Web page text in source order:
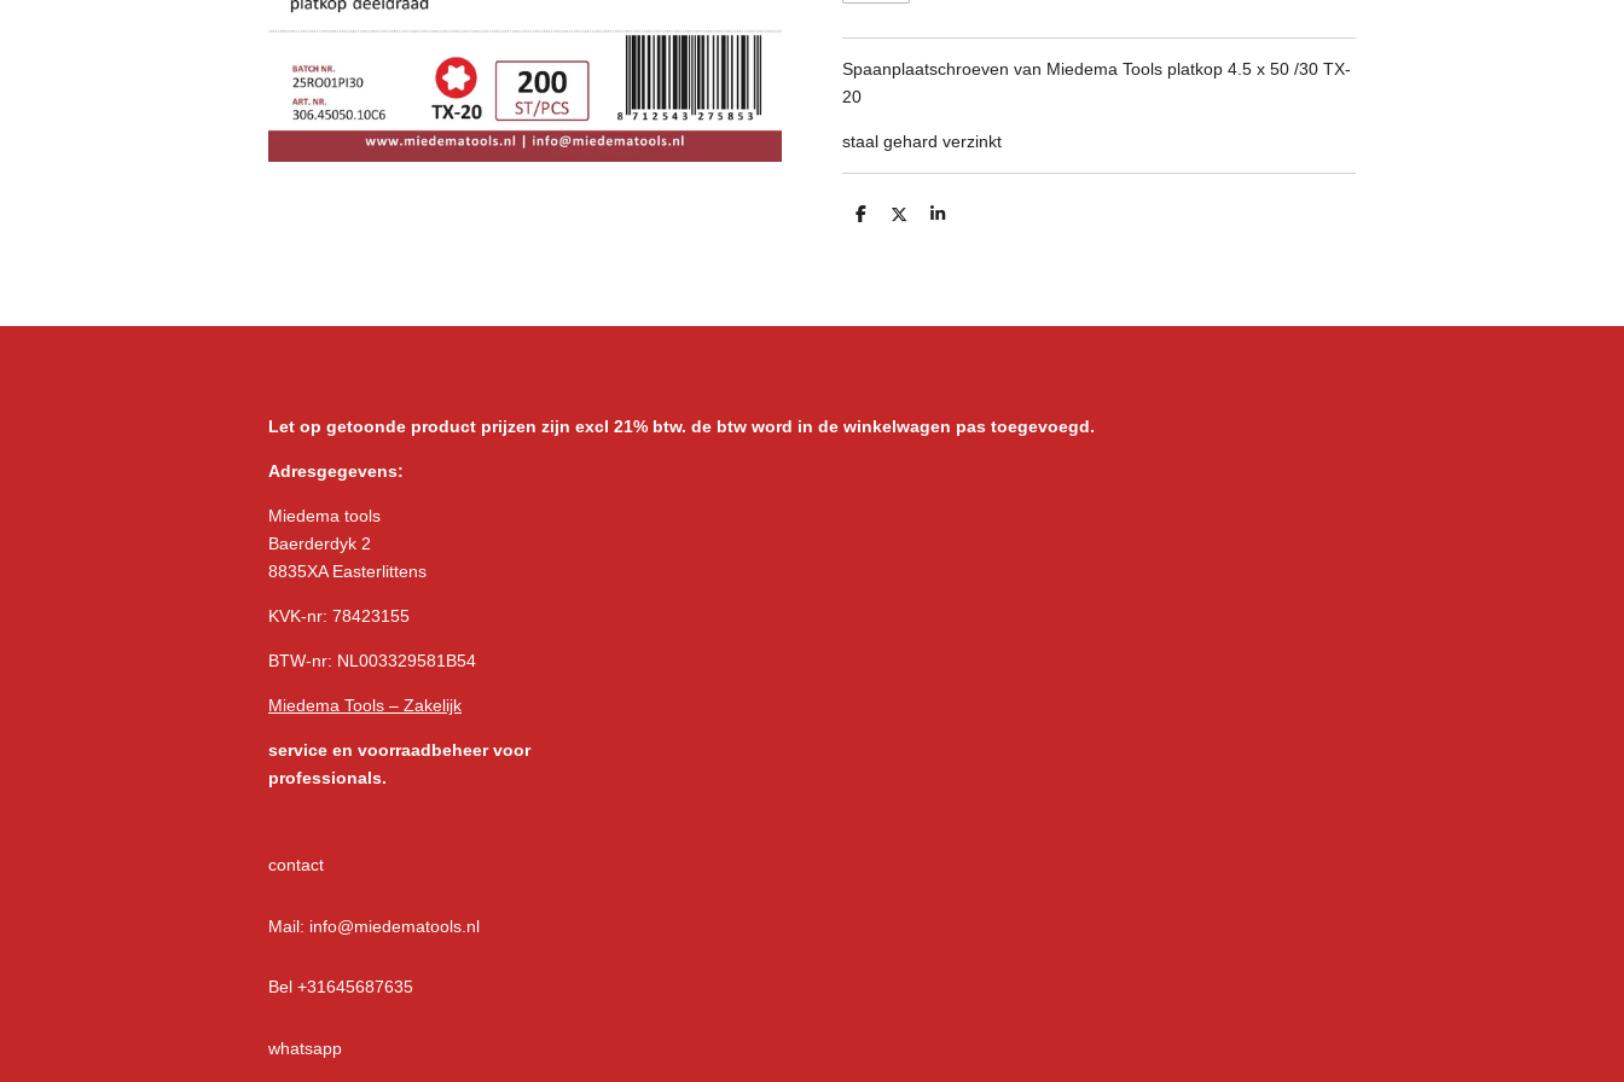
Spaanplaatschroeven van Miedema Tools platkop 4.5 x 50 /30 TX-
20
staal gehard verzinkt
D
D
S
Let op getoonde product prijzen zijn excl 21% btw. de btw word in de winkelwagen pas toegevoegd.
Adresgegevens:
Miedema tools
Baerderdyk 2
8835XA Easterlittens
KVK-nr: 78423155
BTW-nr: NL003329581B54
Miedema Tools – Zakelijk
service en voorraadbeheer voor
professionals.
contact
Mail: info@miedematools.nl
Bel +31645687635
whatsapp